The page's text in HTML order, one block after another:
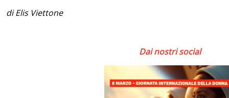
di Elis Viettone
Dai nostri social